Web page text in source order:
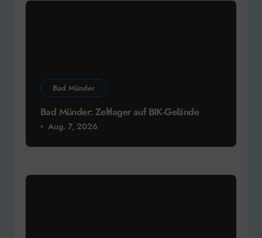
Bad Münder
Bad Münder: Zeltlager auf BIK-Gelände
Aug. 7, 2026